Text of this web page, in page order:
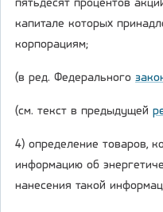
пятьдесят процентов
капитале которых
корпорациям;
(в ред. Федерального
(см. текст в предыдущей
4) определение товаров,
информацию об
нанесения такой